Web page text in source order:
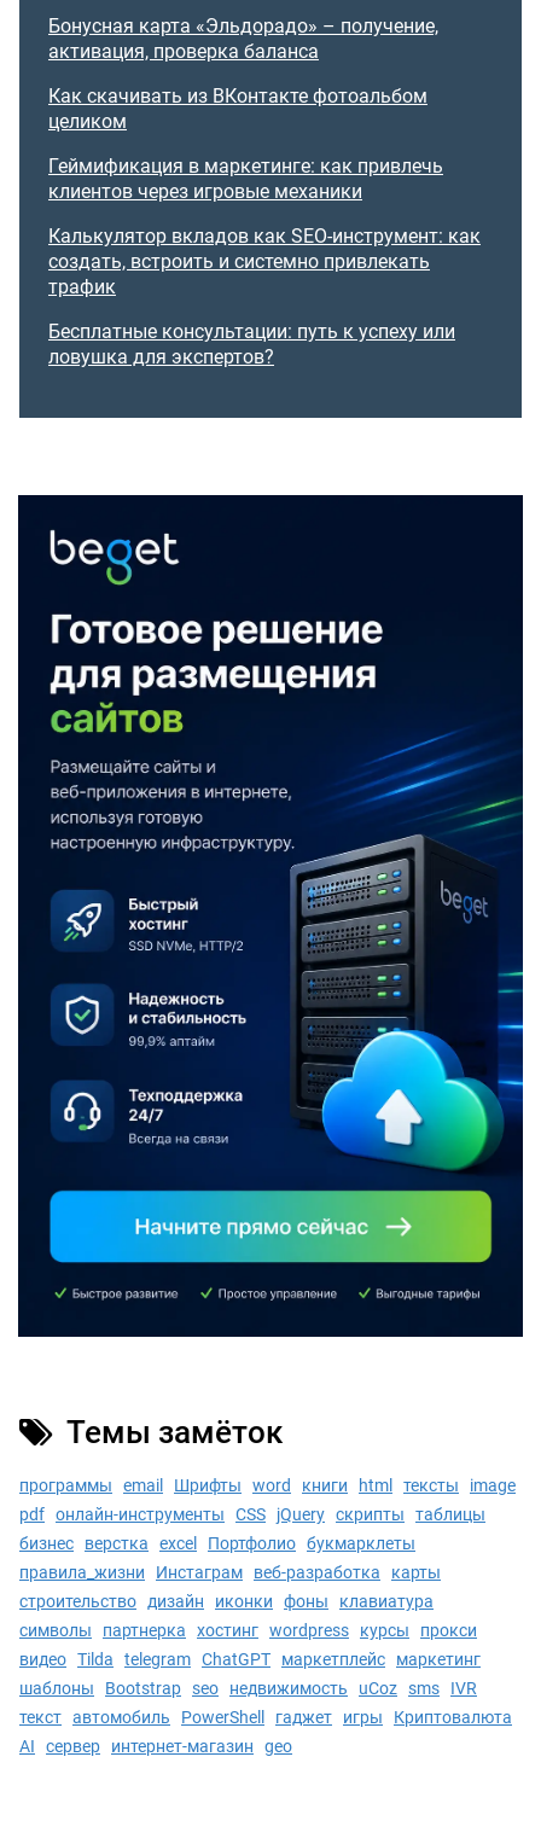
Бонусная карта «Эльдорадо» – получение,
активация, проверка баланса
Как скачивать из ВКонтакте фотоальбом
целиком
Геймификация в маркетинге: как привлечь
клиентов через игровые механики
Калькулятор вкладов как SEO-инструмент: как
создать, встроить и системно привлекать
трафик
Бесплатные консультации: путь к успеху или
ловушка для экспертов?
Темы замёток
программы email Шрифты word книги html тексты
image
pdf онлайн-инструменты CSS jQuery скрипты
таблицы
бизнес
верстка excel Портфолио букмарклеты
правила_жизни
Инстаграм веб-разработка
карты
строительство дизайн иконки фоны
клавиатура
символы
партнерка хостинг wordpress курсы
прокси
видео Tilda telegram ChatGPT маркетплейс
маркетинг
шаблоны
Bootstrap seo недвижимость uCoz sms
IVR
текст автомобиль PowerShell гаджет игры
Криптовалюта
AI
сервер интернет-магазин geo